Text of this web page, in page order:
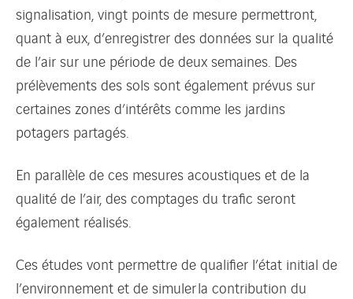
signalisation, vingt points de mesure permettront,
quant à eux, d’enregistrer des données sur la qualité
de l’air sur une période de deux semaines. Des
prélèvements des sols sont également prévus sur
certaines zones d’intérêts comme les jardins
potagers partagés.
En parallèle de ces mesures acoustiques et de la
qualité de l’air, des comptages du trafic seront
également réalisés.
Ces études vont permettre de qualifier l’état initial de
l’environnement et de simuler la contribution du